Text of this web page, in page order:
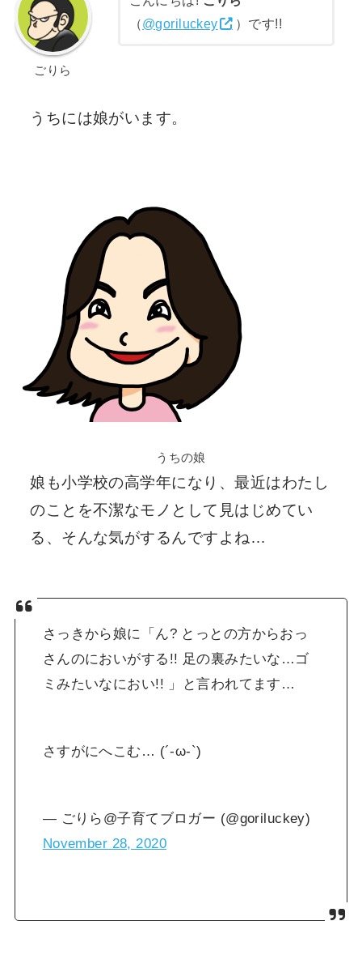
ごりら
（@goriluckey ）です!!
うちには娘がいます。
うちの娘
娘も小学校の高学年になり、最近はわたし
のことを不潔なモノ として見はじめてい
る、そんな気がするんですよね…
さっきから娘に「ん? とっとの方からおっ
さんのにおいがする!! 足の裏みたいな…ゴ
ミみたいなにおい!! 」と言われてます…
さすがにへこむ… (´-ω-`)
— ごりら@子育てブロガー (@goriluckey)
November 28, 2020